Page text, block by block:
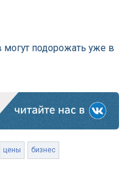
могут подорожать уже в
цены бизнес